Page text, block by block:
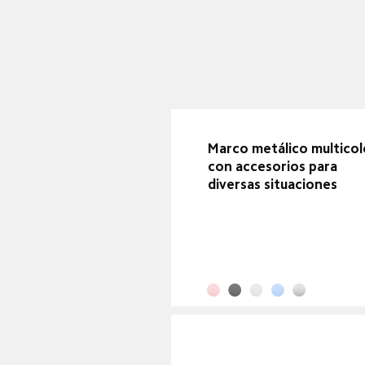
Marco metálico
con accesorios para
diversas situaciones